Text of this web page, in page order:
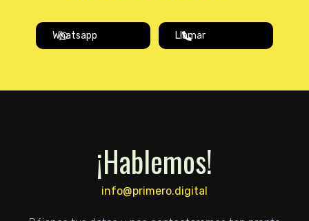
Whatsapp Llamar
¡Hablemos!
info@primero.digital